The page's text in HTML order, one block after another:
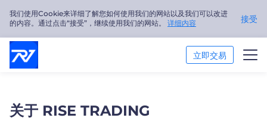
我们使用Cookie来详细了解您如何使用我们的网站以及我们可以改进
的内容。通过点击“接受”，继续使用我们的网站。 详细内容 接受
立即交易
交易平台
关于 RISE TRADING